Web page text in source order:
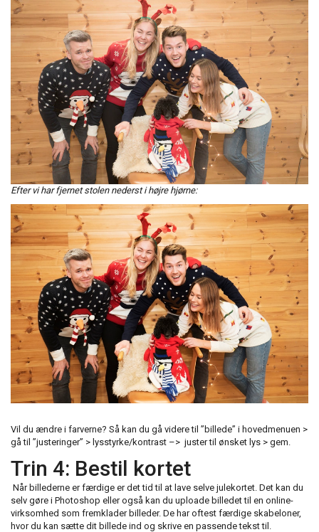
Efter vi har fjernet stolen nederst i højre hjørne:
Vil du ændre i farverne? Så kan du gå videre til ”billede” i hovedmenuen >
gå til ”justeringer” > lysstyrke/kontrast –> juster til ønsket lys > gem.
Trin 4: Bestil kortet
Når billederne er færdige er det tid til at lave selve julekortet. Det kan du
selv gøre i Photoshop eller også kan du uploade billedet til en online-
virksomhed som fremklader billeder. De har oftest færdige skabeloner,
hvor du kan sætte dit billede ind og skrive en passende tekst til.